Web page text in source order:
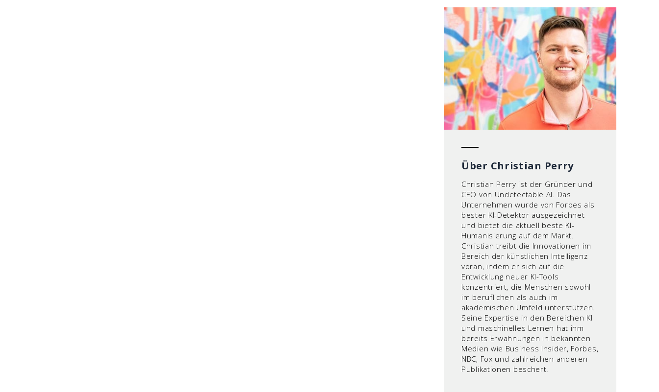
Über Christian Perry
Christian Perry ist der Gründer und
CEO von Undetectable AI. Das
Unternehmen wurde von Forbes als
bester KI-Detektor ausgezeichnet
und bietet die aktuell beste KI-
Humanisierung auf dem Markt.
Christian treibt die Innovationen im
Bereich der künstlichen Intelligenz
voran, indem er sich auf die
Entwicklung neuer KI-Tools
konzentriert, die Menschen sowohl
im beruflichen als auch im
akademischen Umfeld unterstützen.
Seine Expertise in den Bereichen KI
und maschinelles Lernen hat ihm
bereits Erwähnungen in bekannten
Medien wie Business Insider, Forbes,
NBC, Fox und zahlreichen anderen
Publikationen beschert.